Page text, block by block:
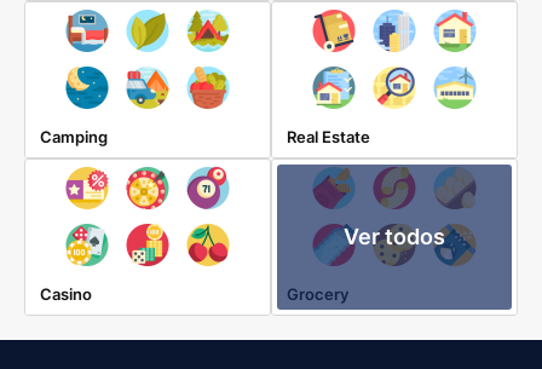
Camping Real Estate
Casino
Ver todos
Grocery